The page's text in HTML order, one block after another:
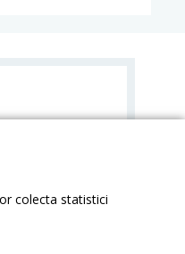
colecta statistici